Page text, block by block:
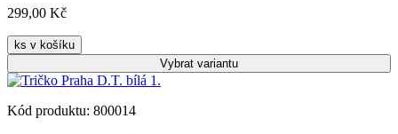
299,00 Kč
ks v košíku
Vybrat variantu
Kód produktu: 800014